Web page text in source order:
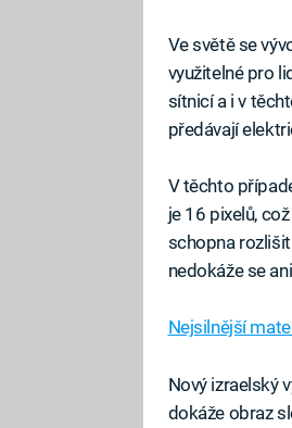
Ve světě se
využitelné pro
sítnicí a i v
předávají
V těchto
je 16 pixelů,
schopna
nedokáže se
Nejsilnější
Nový izraelský
dokáže obraz